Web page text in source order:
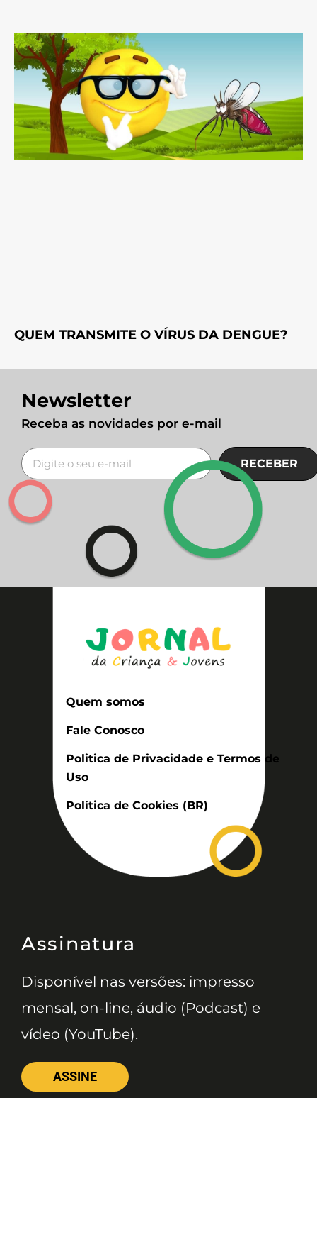
QUEM TRANSMITE O VÍRUS DA DENGUE?
Newsletter
Receba as novidades por e-mail
RECEBER
Quem somos
Fale Conosco
Politica de Privacidade e Termos de
Uso
Política de Cookies (BR)
Assinatura
Disponível nas versões: impresso
mensal, on-line, áudio (Podcast) e
vídeo (YouTube).
ASSINE